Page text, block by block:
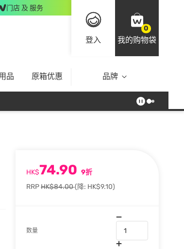
门店 及 服务
登入
0
我的购物袋
品 原箱优惠 品牌
HK$74.90 9折
RRPHK$84.00(降: HK$9.10)
数量